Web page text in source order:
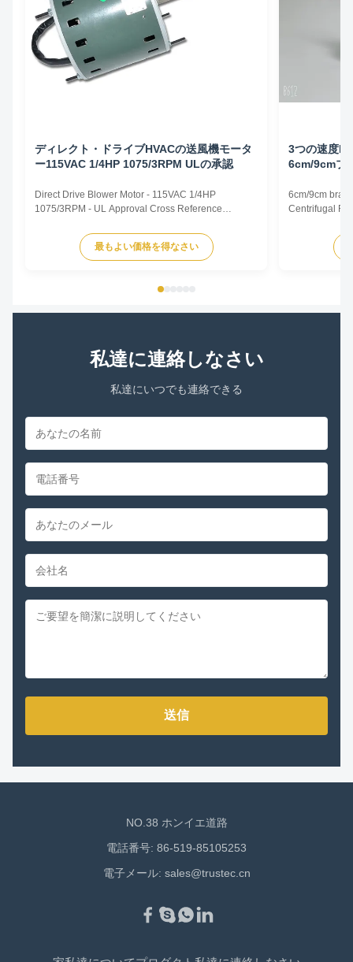
ディレクト・ドライブHVACの送風機モータ
ー115VAC 1/4HP 1075/3RPM ULの承認
Direct Drive Blower Motor - 115VAC 1/4HP
1075/3RPM - UL Approval Cross Reference
TRUSTEC DESCRIPTION CENTURY/ AO SMITH
FASCO GE/ GENTEQ US MOTORS/ EMERSON
RHEEM/RUUD PROTECH CONDENSER FAN
最もよい価格を得なさい
3つの速度
6cm/9cmブ
6cm/9cm
Centrifugal
dimensions
according to
私達に連絡しなさい
私達にいつでも連絡できる
送信
NO.38 ホンイエ道路
電話番号: 86-519-85105253
電子メール: sales@trustec.cn